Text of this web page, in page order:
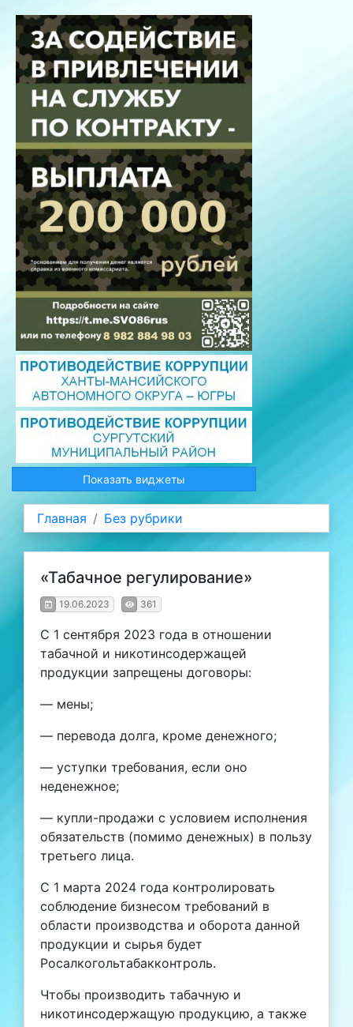
Показать виджеты
Главная Без рубрики
«Табачное регулирование»
19.06.2023 361
С 1 сентября 2023 года в отношении
табачной и никотинсодержащей
продукции запрещены договоры:
— мены;
— перевода долга, кроме денежного;
— уступки требования, если оно
неденежное;
— купли-продажи с условием исполнения
обязательств (помимо денежных) в пользу
третьего лица.
С 1 марта 2024 года контролировать
соблюдение бизнесом требований в
области производства и оборота данной
продукции и сырья будет
Росалкогольтабакконтроль.
Чтобы производить табачную и
никотинсодержащую продукцию, а также